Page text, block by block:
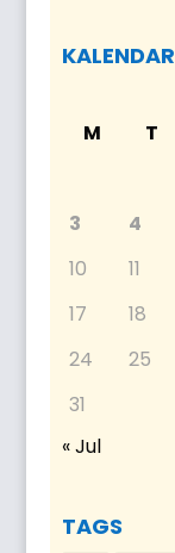
KALENDAR
M T
3
4
10
11
17
18
24
25
31
« Jul
TAGS